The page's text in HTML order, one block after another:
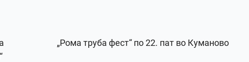
„Рома труба фест“ по 22. пат во Куманово